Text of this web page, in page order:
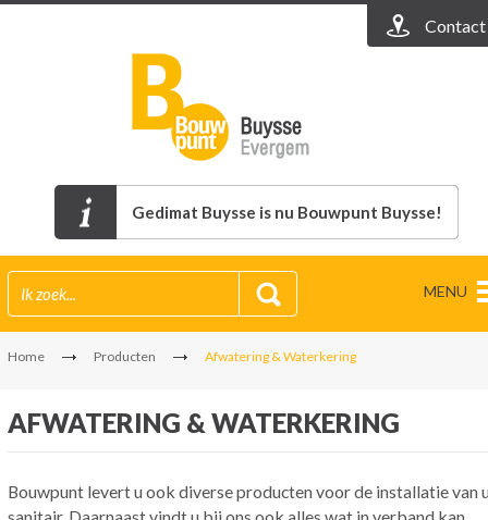
Contact
Gedimat Buysse is nu Bouwpunt Buysse!
MENU
Home Producten Afwatering & Waterkering
AFWATERING & WATERKERING
Bouwpunt levert u ook diverse producten voor de installatie van